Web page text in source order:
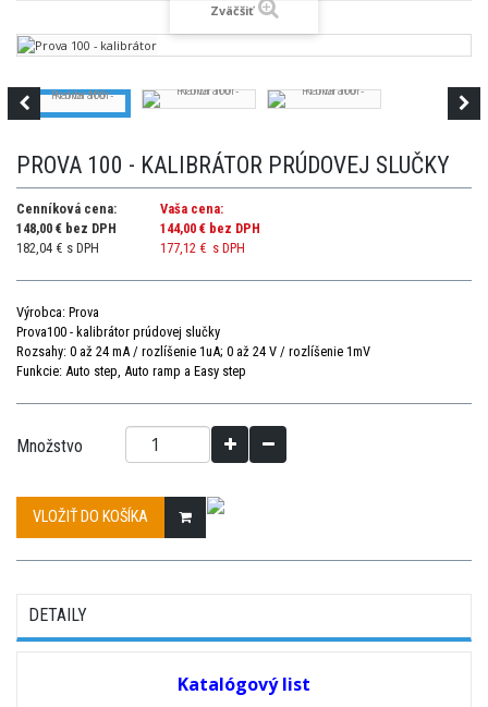
Zväčšiť
PROVA 100 - KALIBRÁTOR PRÚDOVEJ SLUČKY
Cenníková cena:
148,00 € bez DPH
182,04 € s DPH
Vaša cena:
144,00 € bez DPH
177,12 € s DPH
Výrobca: Prova
Prova100 - kalibrátor prúdovej slučky
Rozsahy: 0 až 24 mA / rozlíšenie 1uA; 0 až 24 V / rozlíšenie 1mV
Funkcie: Auto step, Auto ramp a Easy step
Množstvo
VLOŽIŤ DO KOŠÍKA
DETAILY
Katalógový list